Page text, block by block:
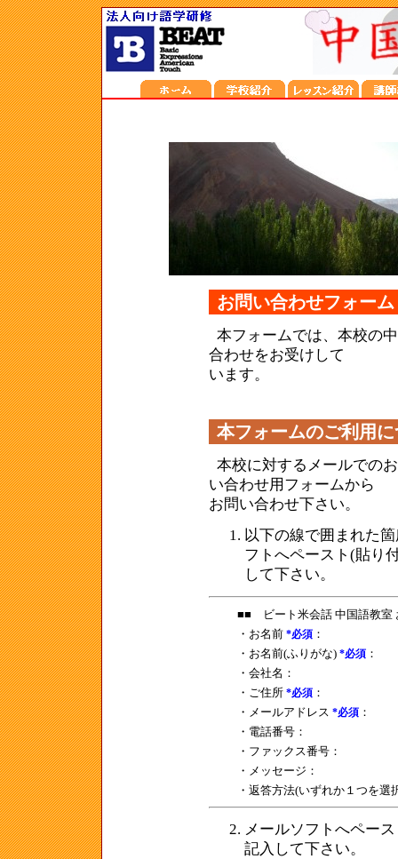
お問い合わせフォーム
本フォームでは、本校の
合わせをお受けして
います。
本フォームのご利用
本校に対するメールでの
い合わせ用フォームから
お問い合わせ下さい。
以下の線で囲まれた
フトへペースト(貼り
して下さい。
■■ ビート米会話 中国語教
・お名前 *必須：
・お名前(ふりがな) *必須：
・会社名：
・ご住所 *必須：
・メールアドレス *必須：
・電話番号：
・ファックス番号：
・メッセージ：
・返答方法(いずれか１つを選
メールソフトへペー
記入して下さい。